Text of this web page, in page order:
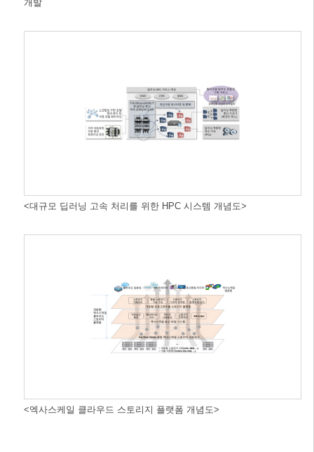
개발
<대규모 딥러닝 고속 처리를 위한 HPC 시스템 개념도>
<엑사스케일 클라우드 스토리지 플랫폼 개념도>